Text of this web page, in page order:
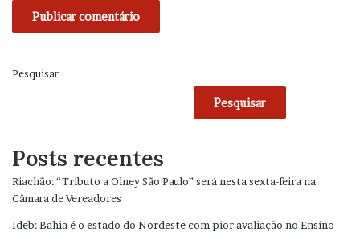
Pesquisar
Pesquisar
Posts recentes
Riachão: “Tributo a Olney São Paulo” será nesta sexta-feira na
Câmara de Vereadores
Ideb: Bahia é o estado do Nordeste com pior avaliação no Ensino